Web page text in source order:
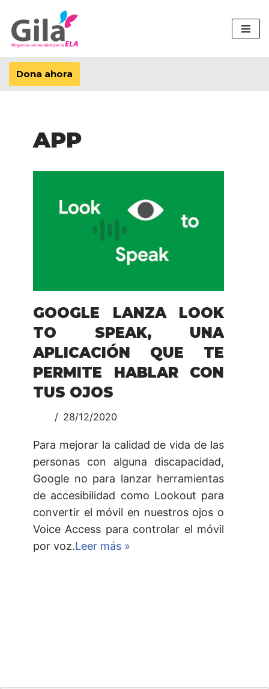
Saltar
al
contenido
Dona ahora
APP
GOOGLE LANZA LOOK
TO SPEAK, UNA
APLICACIÓN QUE TE
PERMITE HABLAR CON
TUS OJOS
28/12/2020
Para mejorar la calidad de vida de las
personas con alguna discapacidad,
Google no para lanzar herramientas
de accesibilidad como Lookout para
convertir el móvil en nuestros ojos o
Voice Access para controlar el móvil
por voz.Leer más »